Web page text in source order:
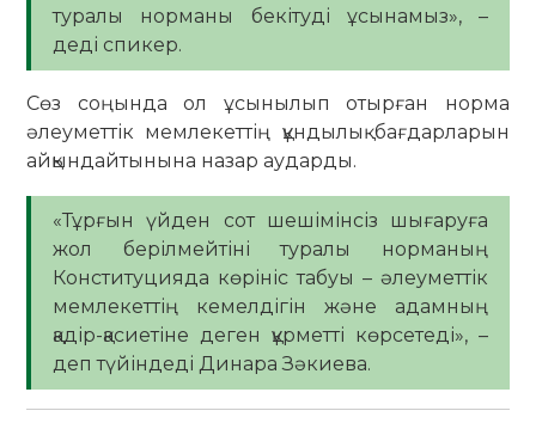
туралы норманы бекітуді ұсынамыз», –
деді спикер.
Сөз соңында ол ұсынылып отырған норма
әлеуметтік мемлекеттің құндылық бағдарларын
айқындайтынына назар аударды.
«Тұрғын үйден сот шешімінсіз шығаруға
жол берілмейтіні туралы норманың
Конституцияда көрініс табуы – әлеуметтік
мемлекеттің кемелдігін және адамның
қадір-қасиетіне деген құрметті көрсетеді», –
деп түйіндеді Динара Зәкиева.